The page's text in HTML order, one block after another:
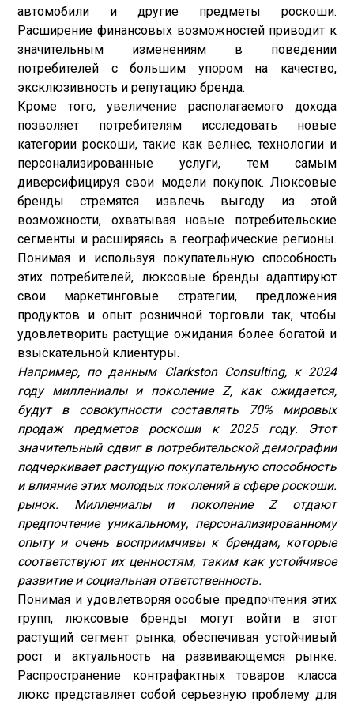
автомобили и другие предметы роскоши.
Расширение финансовых возможностей приводит к
значительным изменениям в поведении
потребителей с большим упором на качество,
эксклюзивность и репутацию бренда.
Кроме того, увеличение располагаемого дохода
позволяет потребителям исследовать новые
категории роскоши, такие как велнес, технологии и
персонализированные услуги, тем самым
диверсифицируя свои модели покупок. Люксовые
бренды стремятся извлечь выгоду из этой
возможности, охватывая новые потребительские
сегменты и расширяясь в географические регионы.
Понимая и используя покупательную способность
этих потребителей, люксовые бренды адаптируют
свои маркетинговые стратегии, предложения
продуктов и опыт розничной торговли так, чтобы
удовлетворить растущие ожидания более богатой и
взыскательной клиентуры.
Например, по данным Clarkston Consulting, к 2024
году миллениалы и поколение Z, как ожидается,
будут в совокупности составлять 70% мировых
продаж предметов роскоши к 2025 году. Этот
значительный сдвиг в потребительской демографии
подчеркивает растущую покупательную способность
и влияние этих молодых поколений в сфере роскоши.
рынок. Миллениалы и поколение Z отдают
предпочтение уникальному, персонализированному
опыту и очень восприимчивы к брендам, которые
соответствуют их ценностям, таким как устойчивое
развитие и социальная ответственность.
Понимая и удовлетворяя особые предпочтения этих
групп, люксовые бренды могут войти в этот
растущий сегмент рынка, обеспечивая устойчивый
рост и актуальность на развивающемся рынке.
Распространение контрафактных товаров класса
люкс представляет собой серьезную проблему для